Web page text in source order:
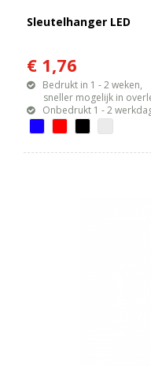
Sleutelhanger LED
€ 1,76
Bedrukt in 1 - 2 weken,
sneller mogelijk in
Onbedrukt 1 - 2